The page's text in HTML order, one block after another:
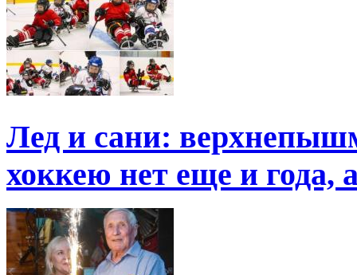
Лед и сани:
хоккею нет еще и года,